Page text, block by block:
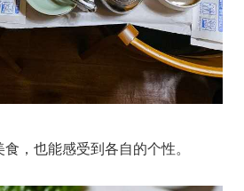
也能感受到各自的个性。